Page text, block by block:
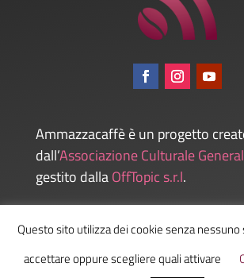
Ammazzacaffè è un progetto
dall’Associazione Culturale
gestito dallaOffTopic s.r.l.
Admin
Questo sito utilizza dei cookie senza nessuno
accettare oppure scegliere quali attivare